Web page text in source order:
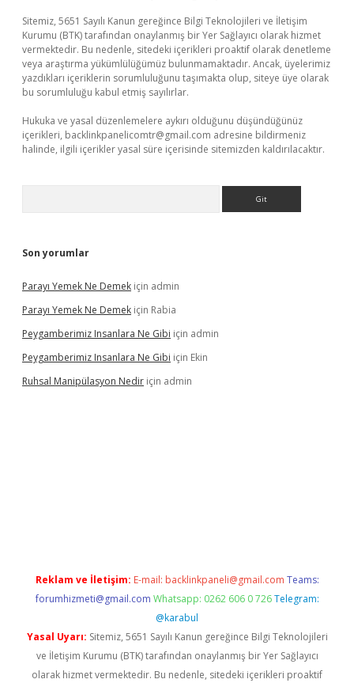
Sitemiz, 5651 Sayılı Kanun gereğince Bilgi Teknolojileri ve İletişim
Kurumu (BTK) tarafından onaylanmış bir Yer Sağlayıcı olarak hizmet
vermektedir. Bu nedenle, sitedeki içerikleri proaktif olarak denetleme
veya araştırma yükümlülüğümüz bulunmamaktadır. Ancak, üyelerimiz
yazdıkları içeriklerin sorumluluğunu taşımakta olup, siteye üye olarak
bu sorumluluğu kabul etmiş sayılırlar.
Hukuka ve yasal düzenlemelere aykırı olduğunu düşündüğünüz
içerikleri, backlinkpanelicomtr@gmail.com adresine bildirmeniz
halinde, ilgili içerikler yasal süre içerisinde sitemizden kaldırılacaktır.
Son yorumlar
Parayı Yemek Ne Demek için admin
Parayı Yemek Ne Demek için Rabia
Peygamberimiz Insanlara Ne Gibi için admin
Peygamberimiz Insanlara Ne Gibi için Ekin
Ruhsal Manipülasyon Nedir için admin
Reklam ve İletişim: E-mail: backlinkpaneli@gmail.com Teams:
forumhizmeti@gmail.com Whatsapp: 0262 606 0 726 Telegram:
@karabul
Yasal Uyarı: Sitemiz, 5651 Sayılı Kanun gereğince Bilgi Teknolojileri
ve İletişim Kurumu (BTK) tarafından onaylanmış bir Yer Sağlayıcı
olarak hizmet vermektedir. Bu nedenle, sitedeki içerikleri proaktif